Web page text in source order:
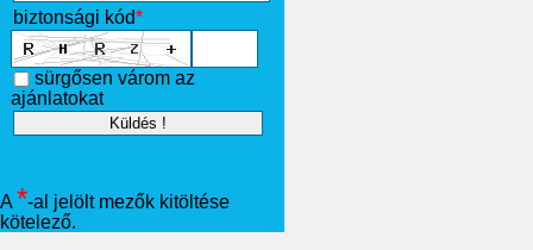
biztonsági kód*
sürgősen várom az
ajánlatokat
A *-al jelölt mezők kitöltése
kötelező.